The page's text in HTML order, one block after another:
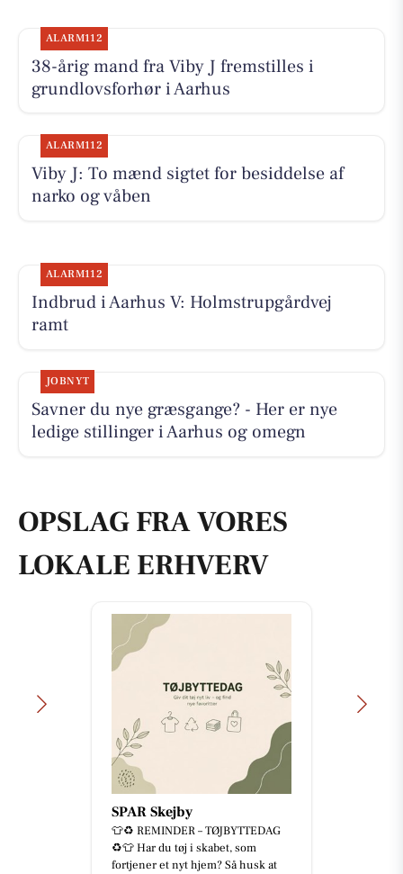
ALARM112
38-årig mand fra Viby J fremstilles i
grundlovsforhør i Aarhus
ALARM112
Viby J: To mænd sigtet for besiddelse af
narko og våben
ALARM112
Indbrud i Aarhus V: Holmstrupgårdvej
ramt
JOBNYT
Savner du nye græsgange? - Her er nye
ledige stillinger i Aarhus og omegn
OPSLAG FRA VORES
LOKALE ERHVERV
SPAR Skejby
👕♻️ REMINDER – TØJBYTTEDAG
♻️👕 Har du tøj i skabet, som
fortjener et nyt hjem? Så husk at